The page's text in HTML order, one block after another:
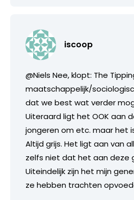
iscoop
@Niels Nee, klopt: The
maatschappelijk/
dat we best wat verder
Uiteraard ligt het OOK aan
jongeren om etc. maar het
Altijd grijs. Het ligt aan van
zelfs niet dat het aan deze
Uiteindelijk zijn het mijn
ze hebben trachten